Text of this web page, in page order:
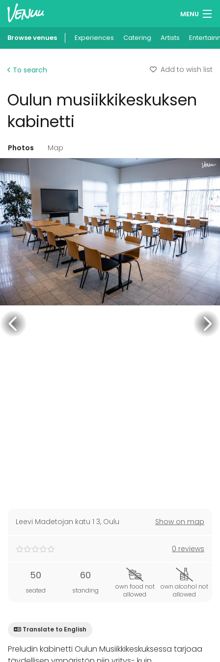
MENU
Wish lists
Add your venue
Browse venues Experiences Catering Artists
To search Add to wish list
Oulun musiikkikeskuksen
kabinetti
Photos Map
Leevi Madetojan katu 1 3, Oulu Show on map
0 reviews
50
seated
60
standing
own food not
allowed
own alcohol not
allowed
Translate to English
Preludin kabinetti Oulun Musiikkikeskuksessa tarjoaa